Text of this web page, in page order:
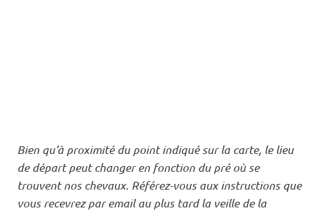
Bien qu’à proximité du point indiqué sur la carte, le lieu
de départ peut changer en fonction du pré où se
trouvent nos chevaux. Référez-vous aux instructions que
vous recevrez par email au plus tard la veille de la